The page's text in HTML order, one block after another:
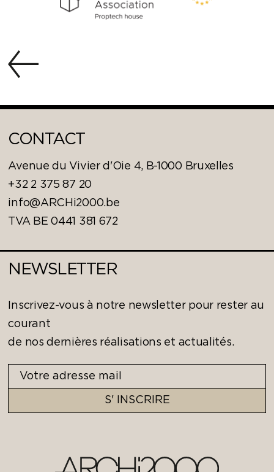
CONTACT
Avenue du Vivier d'Oie 4, B-1000 Bruxelles
+32 2 375 87 20
info@ARCHi2000.be
TVA BE 0441 381 672
NEWSLETTER
Inscrivez-vous à notre newsletter pour rester au
courant
de nos dernières réalisations et actualités.